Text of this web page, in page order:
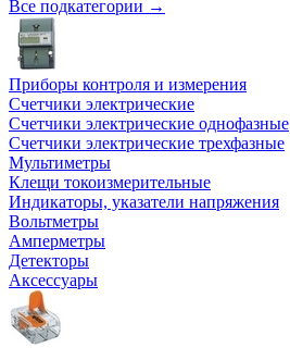
Все подкатегории →
Приборы контроля и измерения
Счетчики электрические
Счетчики электрические однофазные
Счетчики электрические трехфазные
Мультиметры
Клещи токоизмерительные
Индикаторы, указатели напряжения
Вольтметры
Амперметры
Детекторы
Аксессуары